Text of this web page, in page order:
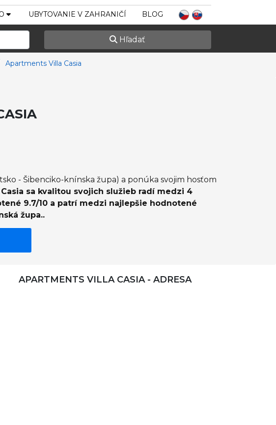
UBYTOVANIE V ZAHRANIČÍ BLOG
Hľadať
Apartments Villa Casia
- Šibenciko-knínska župa) a ponúka svojim hosťom
sa kvalitou svojich služieb radí medzi 4
9.7/10 a patrí medzi najlepšie hodnotené
župa..
APARTMENTS VILLA CASIA - ADRESA